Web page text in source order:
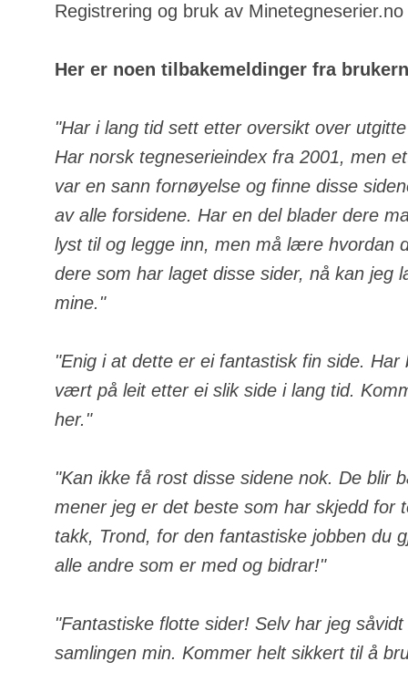
Registrering og bruk av
Her er noen tilbakemeldinger fra
"Har i lang tid sett etter oversikt over
Har norsk tegneserieindex fra 2001, men
var en sann fornøyelse og finne disse
av alle forsidene. Har en del blader dere
lyst til og legge inn, men må lære hvordan
dere som har laget disse sider, nå kan jeg
mine."
"Enig i at dette er ei fantastisk fin side.
vært på leit etter ei slik side i lang tid.
her."
"Kan ikke få rost disse sidene nok. De blir
mener jeg er det beste som har skjedd for
takk, Trond, for den fantastiske jobben du
alle andre som er med og bidrar!"
"Fantastiske flotte sider! Selv har jeg
samlingen min. Kommer helt sikkert til å